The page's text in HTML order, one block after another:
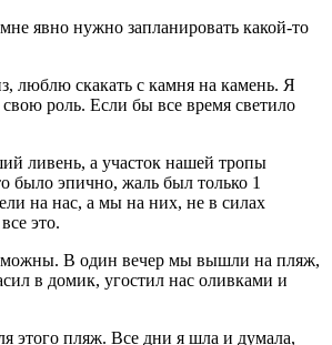
явно нужно запланировать какой-то
люблю скакать с камня на камень. Я
роль. Если бы все время светило
ливень, а участок нашей тропы
было эпично, жаль был только 1
на нас, а мы на них, не в силах
это.
В один вечер мы вышли на пляж,
в домик, угостил нас оливками и
этого пляж. Все дни я шла и думала,